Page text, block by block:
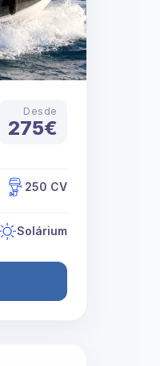
Desde
275€
250 CV
Solárium